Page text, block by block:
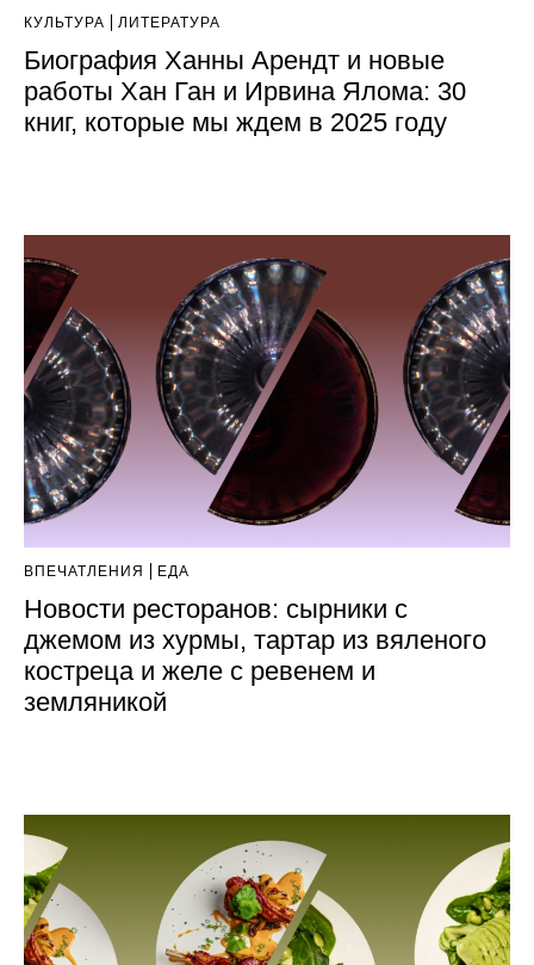
КУЛЬТУРА ЛИТЕРАТУРА
Биография Ханны Арендт и новые
работы Хан Ган и Ирвина Ялома: 30
книг, которые мы ждем в 2025 году
ВПЕЧАТЛЕНИЯ ЕДА
Новости ресторанов: сырники с
джемом из хурмы, тартар из вяленого
костреца и желе с ревенем и
земляникой